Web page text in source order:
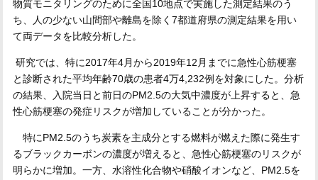
物質モニタリングのために全国10地点で実施した測定結果のう
ち、人の少ない山間部や離島を除く7都道府県の測定結果を用い
て両データを比較分析した。
研究では、特に2017年4月から2019年12月までに急性心筋梗塞
と診断された平均年齢70歳の患者4万4,232例を対象にした。分析
の結果、入院当日と前日のPM2.5の大気中濃度が上昇すると、急
性心筋梗塞の発症リスクが増加していることが分かった。
特にPM2.5のうち炭素を主成分とする燃料が燃えた際に発生す
るブラックカーボンの濃度が増えると、急性心筋梗塞のリスクが
明らかに増加。一方、水溶性化合物や硝酸イオンなど、PM2.5を